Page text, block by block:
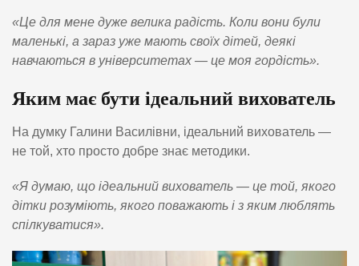
«Це для мене дуже велика радість. Коли вони були
маленькі, а зараз уже мають своїх дітей, деякі
навчаються в університетах — це моя гордість».
Яким має бути ідеальний вихователь
На думку Галини Василівни, ідеальний вихователь —
не той, хто просто добре знає методики.
«Я думаю, що ідеальний вихователь — це той, якого
дітки розуміють, якого поважають і з яким люблять
спілкуватися».